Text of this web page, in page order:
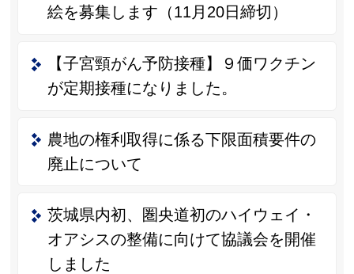
絵を募集します（11月20日締切）
【子宮頸がん予防接種】９価ワクチン
が定期接種になりました。
農地の権利取得に係る下限面積要件の
廃止について
茨城県内初、圏央道初のハイウェイ・
オアシスの整備に向けて協議会を開催
しました